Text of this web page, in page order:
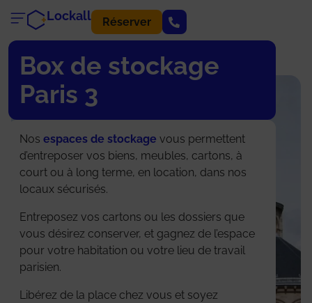
Lockall Réserver
Box de stockage
Paris 3
Nos espaces de stockage vous permettent
d’entreposer vos biens, meubles, cartons, à
court ou à long terme, en location, dans nos
locaux sécurisés.
Entreposez vos cartons ou les dossiers que
vous désirez conserver, et gagnez de l’espace
pour votre habitation ou votre lieu de travail
parisien.
Libérez de la place chez vous et soyez